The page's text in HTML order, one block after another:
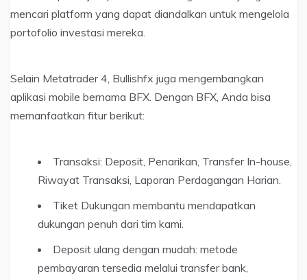
mencari platform yang dapat diandalkan untuk mengelola
portofolio investasi mereka.
Selain Metatrader 4, Bullishfx juga mengembangkan
aplikasi mobile bernama BFX. Dengan BFX, Anda bisa
memanfaatkan fitur berikut:
Transaksi: Deposit, Penarikan, Transfer In-house,
Riwayat Transaksi, Laporan Perdagangan Harian.
Tiket Dukungan membantu mendapatkan
dukungan penuh dari tim kami.
Deposit ulang dengan mudah: metode
pembayaran tersedia melalui transfer bank,